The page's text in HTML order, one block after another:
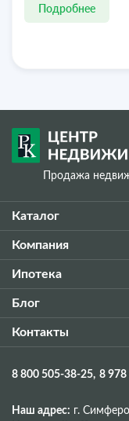
Подробнее
Продажа
Каталог
Компания
Ипотека
Блог
Контакты
8 800 505-38-25 8
Наш адрес: г.